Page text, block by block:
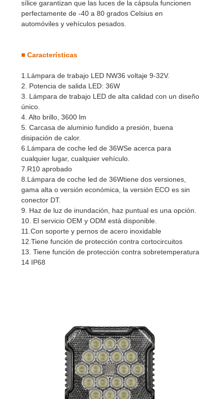
sílice garantizan que las luces de la cápsula funcionen
perfectamente de -40 a 80 grados Celsius en
automóviles y vehículos pesados.
■ Características
1.Lámpara de trabajo LED NW36 voltaje 9-32V.
2. Potencia de salida LED: 36W
3. Lámpara de trabajo LED de alta calidad con un diseño
único.
4. Alto brillo, 3600 lm
5. Carcasa de aluminio fundido a presión, buena
disipación de calor.
6. Lámpara de coche led de 36WSe acerca para
cualquier lugar, cualquier vehículo.
7.R10 aprobado
8. Lámpara de coche led de 36Wtiene dos versiones,
gama alta o versión económica, la versión ECO es sin
conector DT.
9. Haz de luz de inundación, haz puntual es una opción.
10. El servicio OEM y ODM está disponible.
11.Con soporte y pernos de acero inoxidable
12.Tiene función de protección contra cortocircuitos
13. Tiene función de protección contra sobretemperatura
14 IP68